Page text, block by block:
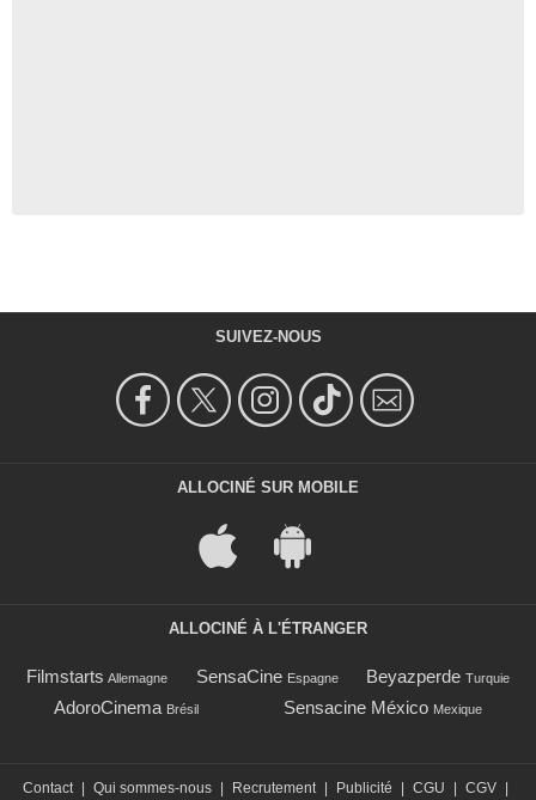
SUIVEZ-NOUS
ALLOCINÉ SUR MOBILE
ALLOCINÉ À L'ÉTRANGER
Filmstarts Allemagne SensaCine Espagne Beyazperde Turquie
AdoroCinema Brésil Sensacine México Mexique
Contact Qui sommes-nous Recrutement Publicité CGU CGV